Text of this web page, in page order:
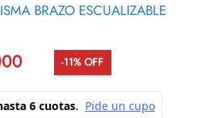
BRAZO ESCUALIZABLE
-11% OFF